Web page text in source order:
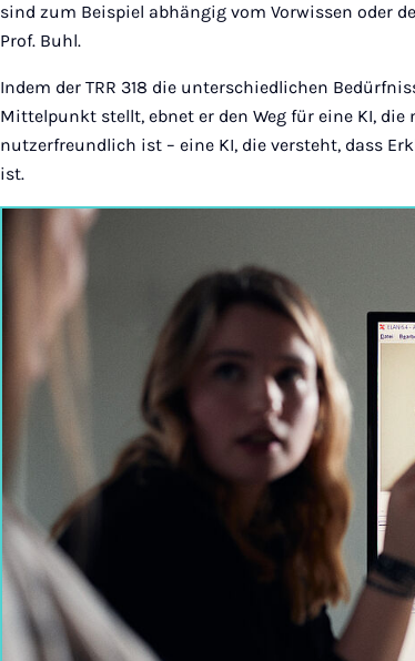
sind zum Beispiel abhängig vom Vorwissen oder
Prof. Buhl.
Indem der TRR 318 die unterschiedlichen
Mittelpunkt stellt, ebnet er den Weg für eine KI,
nutzerfreundlich ist – eine KI, die versteht, dass
ist.